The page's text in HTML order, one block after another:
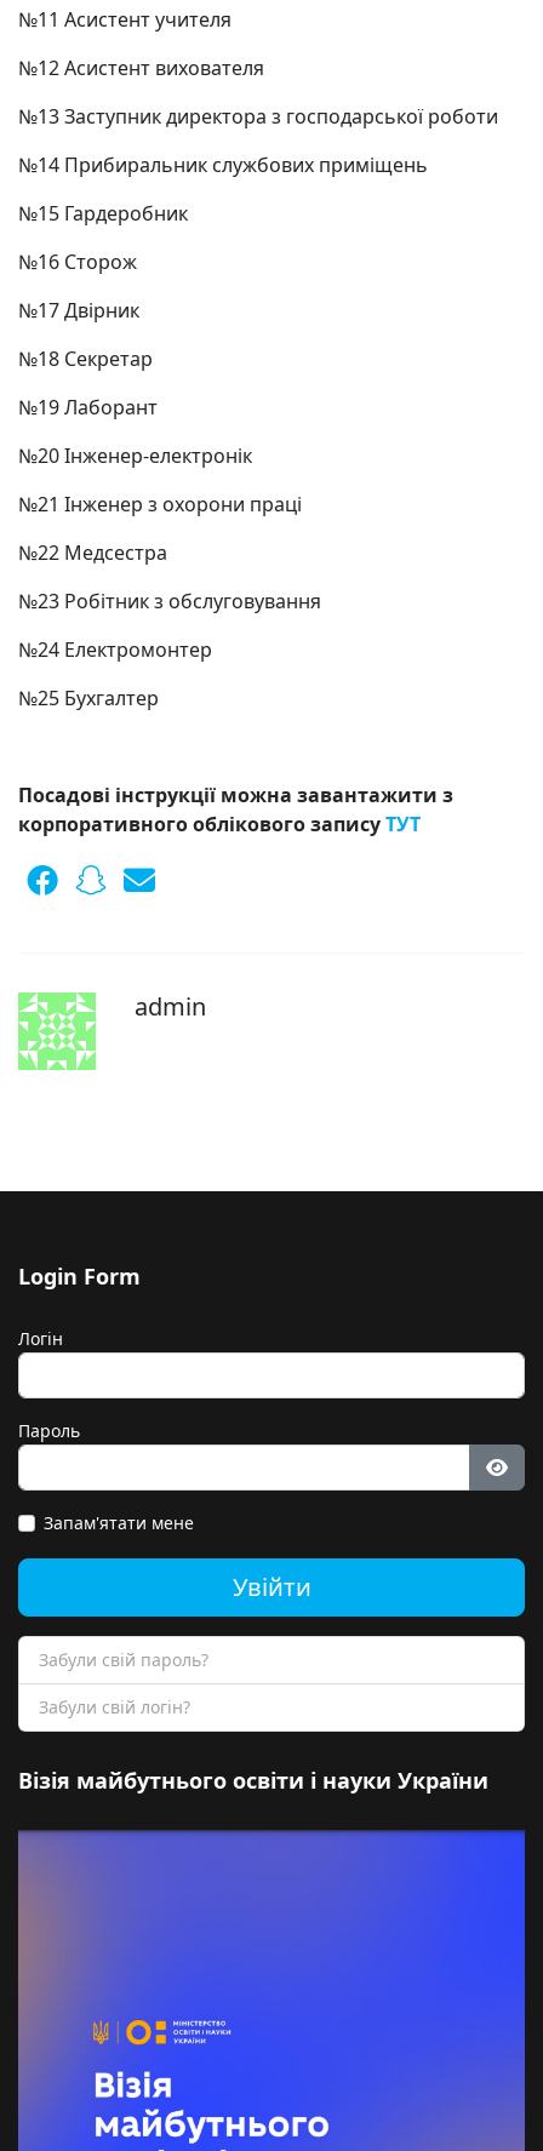
№11 Асистент учителя
№12 Асистент вихователя
№13 Заступник директора з господарської роботи
№14 Прибиральник службових приміщень
№15 Гардеробник
№16 Сторож
№17 Двірник
№18 Секретар
№19 Лаборант
№20 Інженер-електронік
№21 Інженер з охорони праці
№22 Медсестра
№23 Робітник з обслуговування
№24 Електромонтер
№25 Бухгалтер
Посадові інструкції можна завантажити з
корпоративного облікового записуТУТ
admin
Login Form
Логін
Пароль
Запам'ятати мене
Увійти
Забули свій пароль?
Забули свій логін?
Візія майбутнього освіти і науки України